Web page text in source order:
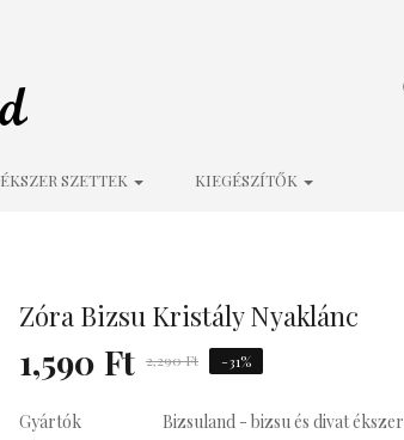
ÉKSZER SZETTEK KIEGÉSZÍTŐK
Zóra Bizsu Kristály Nyaklánc
1,590 Ft 2,290 Ft -31%
Gyártók
Bizsuland - bizsu és divat ékszer